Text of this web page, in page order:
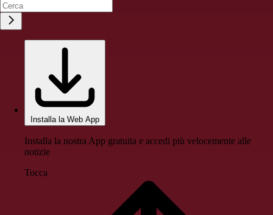
Installa la Web App
Installa la nostra App gratuita e accedi più velocemente alle
notizie
Tocca